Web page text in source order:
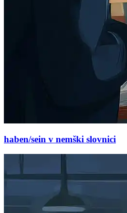
haben/sein v nemški slovnici